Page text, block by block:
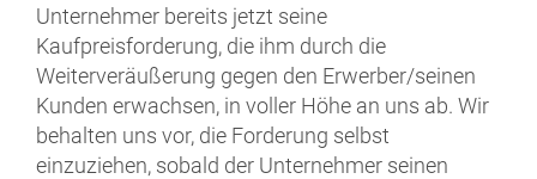
Unternehmer bereits jetzt seine
Kaufpreisforderung, die ihm durch die
Weiterveräußerung gegen den Erwerber/seinen
Kunden erwachsen, in voller Höhe an uns ab. Wir
behalten uns vor, die Forderung selbst
einzuziehen, sobald der Unternehmer seinen